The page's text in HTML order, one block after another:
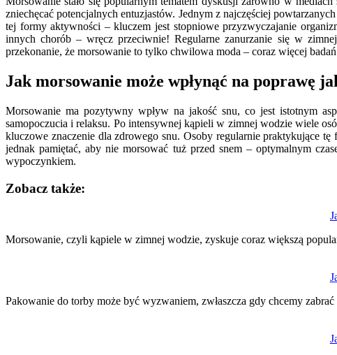
zniechęcać potencjalnych entuzjastów. Jednym z najczęściej
tej formy aktywności – kluczem jest stopniowe przyzwyczajanie
innych chorób – wręcz przeciwnie! Regularne zanurzanie się w
przekonanie, że morsowanie to tylko chwilowa moda – coraz więcej
Jak morsowanie może wpłynąć na poprawę
Morsowanie ma pozytywny wpływ na jakość snu, co jest istotnym
samopoczucia i relaksu. Po intensywnej kąpieli w zimnej wodzie wiele
kluczowe znaczenie dla zdrowego snu. Osoby regularnie praktykujące tę
jednak pamiętać, aby nie morsować tuż przed snem – optymalnym
wypoczynkiem.
Zobacz także:
Morsowanie, czyli kąpiele w zimnej wodzie, zyskuje coraz większą
Pakowanie do torby może być wyzwaniem, zwłaszcza gdy chcemy
wpisu